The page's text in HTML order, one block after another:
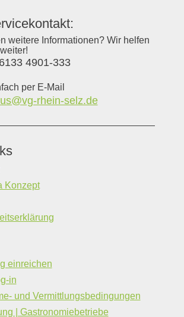
weitere Informationen? Wir helfen
4901-333
per E-Mail
rhein-selz.de
Konzept
einreichen
in
und Vermittlungsbedingungen
| Gastronomiebetriebe